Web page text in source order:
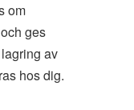
om
ges
av
hos dig.